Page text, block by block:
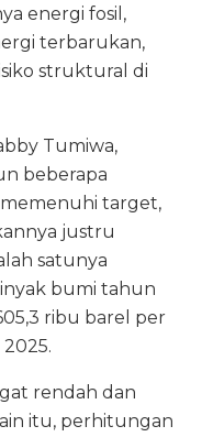
energi fosil,
terbarukan,
struktural di
Tumiwa,
beberapa
target,
justru
satunya
bumi tahun
ribu barel per
rendah dan
itu, perhitungan